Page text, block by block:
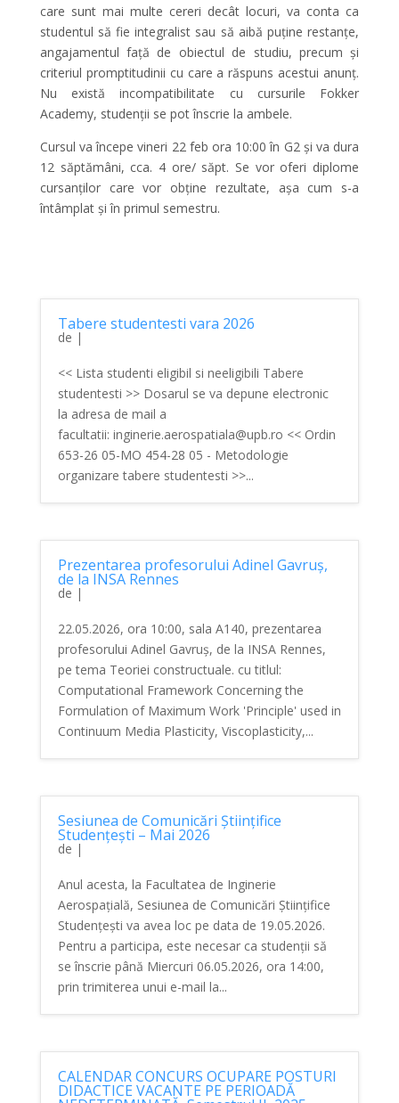
care sunt mai multe cereri decât locuri, va conta ca
studentul să fie integralist sau să aibă puține restanțe,
angajamentul față de obiectul de studiu, precum și
criteriul promptitudinii cu care a răspuns acestui anunț.
Nu există incompatibilitate cu cursurile Fokker
Academy, studenții se pot înscrie la ambele.
Cursul va începe vineri 22 feb ora 10:00 în G2 și va dura
12 săptămâni, cca. 4 ore/ săpt. Se vor oferi diplome
cursanților care vor obține rezultate, așa cum s-a
întâmplat și în primul semestru.
Tabere studentesti vara 2026
de |
<< Lista studenti eligibil si neeligibili Tabere
studentesti >> Dosarul se va depune electronic
la adresa de mail a
facultatii: inginerie.aerospatiala@upb.ro << Ordin
653-26 05-MO 454-28 05 - Metodologie
organizare tabere studentesti >>...
Prezentarea profesorului Adinel Gavruș,
de la INSA Rennes
de |
22.05.2026, ora 10:00, sala A140, prezentarea
profesorului Adinel Gavruș, de la INSA Rennes,
pe tema Teoriei constructuale. cu titlul:
Computational Framework Concerning the
Formulation of Maximum Work 'Principle' used in
Continuum Media Plasticity, Viscoplasticity,...
Sesiunea de Comunicări Științifice
Studențești – Mai 2026
de |
Anul acesta, la Facultatea de Inginerie
Aerospațială, Sesiunea de Comunicări Științifice
Studențești va avea loc pe data de 19.05.2026.
Pentru a participa, este necesar ca studenții să
se înscrie până Miercuri 06.05.2026, ora 14:00,
prin trimiterea unui e-mail la...
CALENDAR CONCURS OCUPARE POSTURI
DIDACTICE VACANTE PE PERIOADĂ